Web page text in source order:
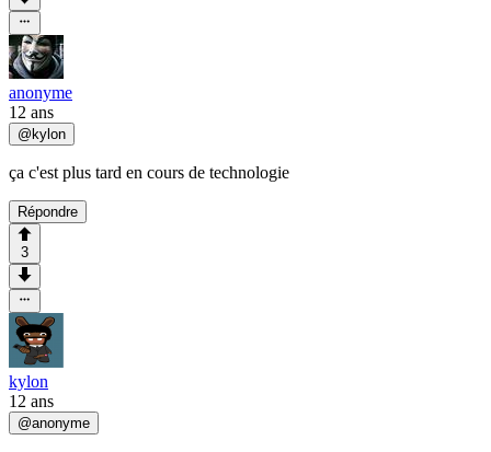
anonyme
12 ans
@ kylon
ça c'est plus tard en cours de technologie
Répondre
3
kylon
12 ans
@anonyme